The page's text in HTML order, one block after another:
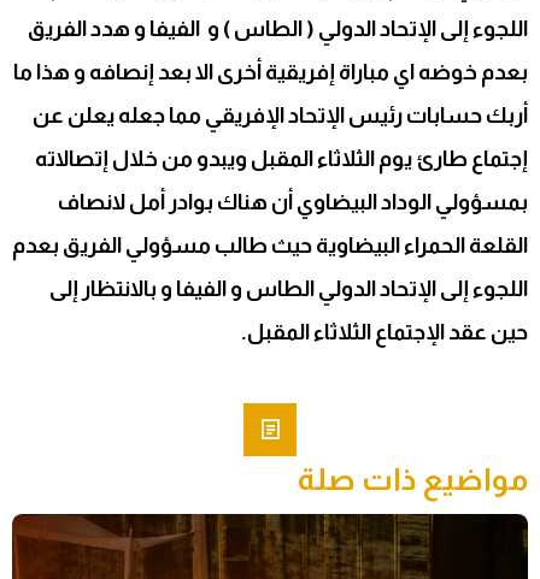
اللجوء إلى الإتحاد الدولي ( الطاس ) و الفيفا و هدد الفريق
بعدم خوضه اي مباراة إفريقية أخرى الا بعد إنصافه و هذا ما
أربك حسابات رئيس الإتحاد الإفريقي مما جعله يعلن عن
إجتماع طارئ يوم الثلاثاء المقبل ويبدو من خلال إتصالاته
بمسؤولي الوداد البيضاوي أن هناك بوادر أمل لانصاف
القلعة الحمراء البيضاوية حيث طالب مسؤولي الفريق بعدم
اللجوء إلى الإتحاد الدولي الطاس و الفيفا و بالانتظار إلى
حين عقد الإجتماع الثلاثاء المقبل.
مواضيع ذات صلة